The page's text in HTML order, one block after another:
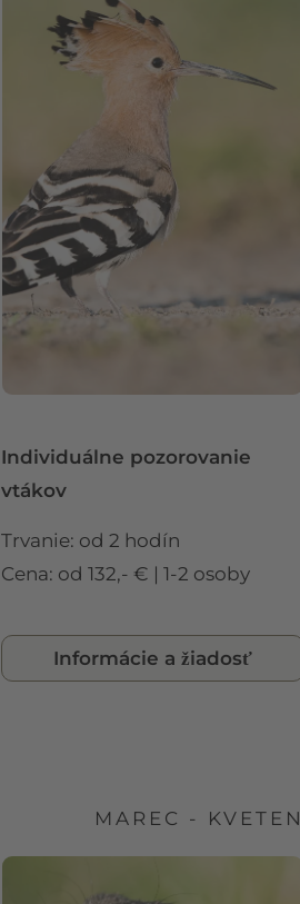
Individuálne pozorovanie
vtákov
Trvanie: od 2 hodín
Cena: od 132,- € | 1-2 osoby
Informácie a žiadosť
MAREC - KVETEN